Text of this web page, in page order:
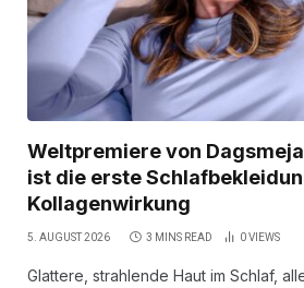
Weltpremiere von
ist die erste
Kollagenwirkung
5. AUGUST 2026 3 MINS READ 0VIEWS
Glattere, strahlende Haut im Schlaf,